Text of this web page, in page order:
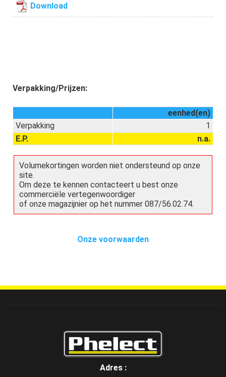
Download
Verpakking/Prijzen:
eenhed(en)
Verpakking
1
E.P.
n.a.
Volumekortingen worden niet ondersteund op onze
site.
Om deze te kennen contacteert u best onze
commerciële vertegenwoordiger
of onze magazijnier op het nummer 087/56.02.74.
Onze voorwaarden
Adres :